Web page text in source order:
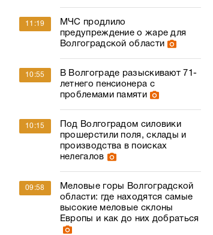
11:19
МЧС продлило
предупреждение о жаре для
Волгоградской области
10:55
В Волгограде разыскивают 71-
летнего пенсионера с
проблемами памяти
10:15
Под Волгоградом силовики
прошерстили поля, склады и
производства в поисках
нелегалов
09:58
Меловые горы Волгоградской
области: где находятся самые
высокие меловые склоны
Европы и как до них добраться